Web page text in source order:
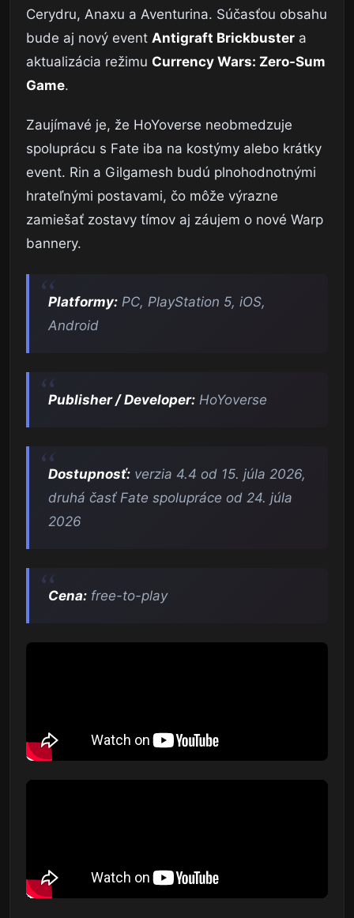
Cerydru, Anaxu a Aventurina. Súčasťou obsahu
bude aj nový event Antigraft Brickbuster a
aktualizácia režimu Currency Wars: Zero-Sum
Game.
Zaujímavé je, že HoYoverse neobmedzuje
spoluprácu s Fate iba na kostýmy alebo krátky
event. Rin a Gilgamesh budú plnohodnotnými
hrateľnými postavami, čo môže výrazne
zamiešať zostavy tímov aj záujem o nové Warp
bannery.
Platformy: PC, PlayStation 5, iOS,
Android
Publisher / Developer: HoYoverse
Dostupnosť: verzia 4.4 od 15. júla 2026,
druhá časť Fate spolupráce od 24. júla
2026
Cena: free-to-play